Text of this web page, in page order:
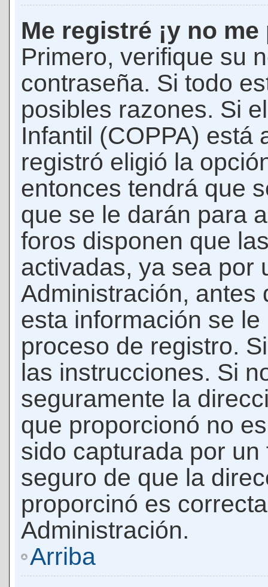
Me registré ¡y no
Primero, verifique su
contraseña. Si todo
posibles razones. Si
Infantil (COPPA) está
registró eligió la
entonces tendrá que
que se le darán para
foros disponen que
activadas, ya sea por
Administración, antes
esta información se
proceso de registro.
las instrucciones. Si
seguramente la
que proporcionó no
sido capturada por
seguro de que la
proporcinó es
Administración.
Arriba